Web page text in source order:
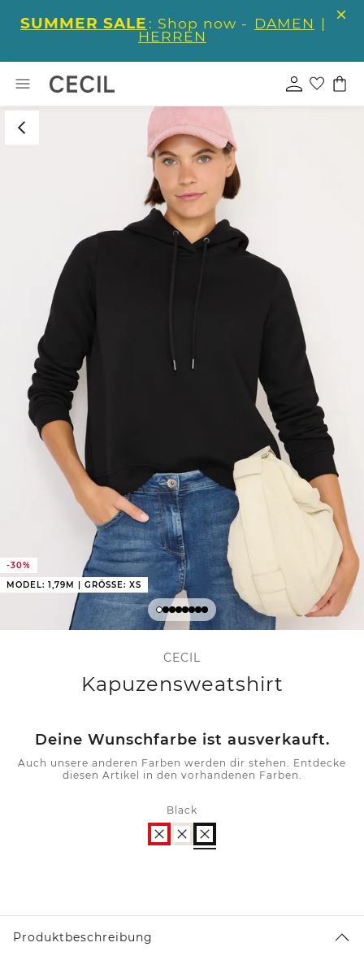
SUMMER SALE : Shop now - DAMEN |
HERREN
-30%
MODEL: 1,79M | GRÖSSE: XS
CECIL
Kapuzensweatshirt
Deine Wunschfarbe ist ausverkauft.
Auch unsere anderen Farben werden dir stehen. Entdecke
diesen Artikel in den vorhandenen Farben.
Black
Produktbeschreibung